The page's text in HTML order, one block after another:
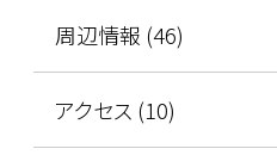
周辺情報 (46)
アクセス (10)